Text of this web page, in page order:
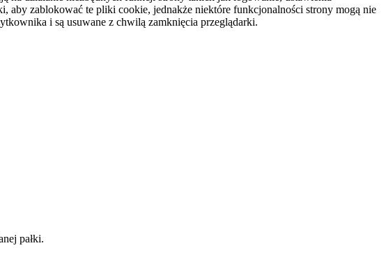
aby zablokować te pliki cookie, jednakże niektóre funkcjonalności strony mogą nie
i są usuwane z chwilą zamknięcia przeglądarki.